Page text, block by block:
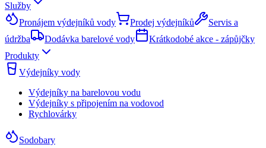
Služby
Pronájem výdejníků vody
Prodej výdejníků
Servis a
údržba
Dodávka barelové vody
Krátkodobé akce - zápůjčky
Produkty
Výdejníky vody
Výdejníky na barelovou vodu
Výdejníky s připojením na vodovod
Rychlovárky
Sodobary